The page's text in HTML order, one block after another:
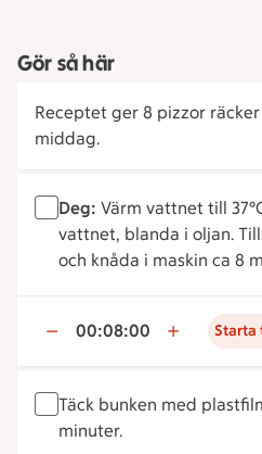
Gör så här
Receptet ger 8 pizzor
middag.
Deg: Värm vattnet till
vattnet, blanda i oljan.
och knåda i maskin ca 8
00:08:00 Starta
Täck bunken med
minuter.